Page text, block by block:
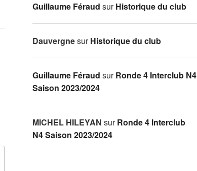
Guillaume Féraud surHistorique du club
DauvergnesurHistorique du club
Guillaume Féraud surRonde 4 Interclub N4
Saison 2023/2024
MICHEL HILEYAN surRonde 4 Interclub
N4 Saison 2023/2024